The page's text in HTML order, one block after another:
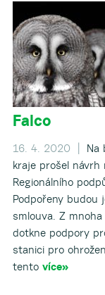
Falco
16. 4. 2020 |
Na
kraje prošel návrh
Regionálního
Podpořeny budou
smlouva. Z
dotkne podpory
stanici pro
tento více»